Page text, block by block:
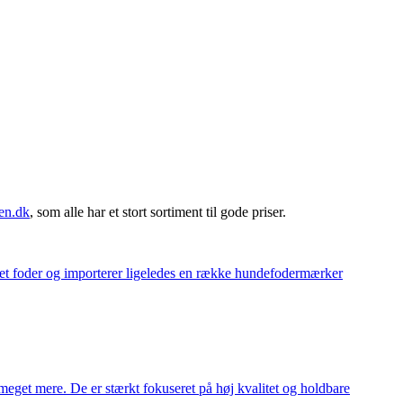
, som alle har et stort sortiment til gode priser.
foder og importerer ligeledes en række hundefodermærker
mere. De er stærkt fokuseret på høj kvalitet og holdbare